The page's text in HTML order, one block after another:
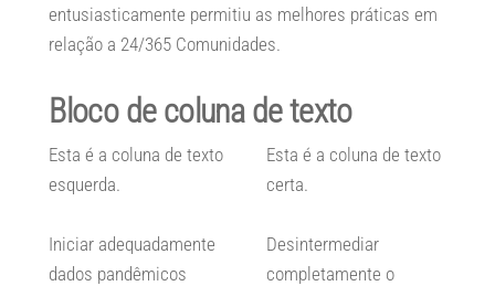
entusiasticamente permitiu as melhores práticas em
relação a 24/365 Comunidades.
Bloco de coluna de texto
Esta é a coluna de texto
esquerda.
Iniciar adequadamente
dados pandêmicos
Esta é a coluna de texto
certa.
Desintermediar
completamente o